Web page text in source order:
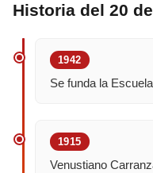
Historia del 20
1942
Se funda la
1915
Venustiano